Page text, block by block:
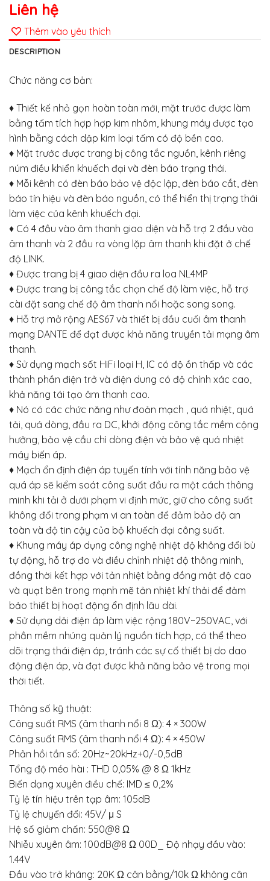
Liên hệ
Thêm vào yêu thích
DESCRIPTION
Chức năng cơ bản:
♦ Thiết kế nhỏ gọn hoàn toàn mới, mặt trước được làm
bằng tấm tích hợp hợp kim nhôm, khung máy được tạo
hình bằng cách dập kim loại tấm có độ bền cao.
♦ Mặt trước được trang bị công tắc nguồn, kênh riêng
núm điều khiển khuếch đại và đèn báo trạng thái.
♦ Mỗi kênh có đèn báo bảo vệ độc lập, đèn báo cắt, đèn
báo tín hiệu và đèn báo nguồn, có thể hiển thị trạng thái
làm việc của kênh khuếch đại.
♦ Có 4 đầu vào âm thanh giao diện và hỗ trợ 2 đầu vào
âm thanh và 2 đầu ra vòng lặp âm thanh khi đặt ở chế
độ LINK.
♦ Được trang bị 4 giao diện đầu ra loa NL4MP
♦ Được trang bị công tắc chọn chế độ làm việc, hỗ trợ
cài đặt sang chế độ âm thanh nổi hoặc song song.
♦ Hỗ trợ mở rộng AES67 và thiết bị đầu cuối âm thanh
mạng DANTE để đạt được khả năng truyền tải mạng âm
thanh.
♦ Sử dụng mạch sốt HiFi loại H, IC có độ ồn thấp và các
thành phần điện trở và điện dung có độ chính xác cao,
khả năng tái tạo âm thanh cao.
♦ Nó có các chức năng như đoản mạch , quá nhiệt, quá
tải, quá dòng, đầu ra DC, khởi động công tắc mềm cộng
hưởng, bảo vệ cầu chì dòng điện và bảo vệ quá nhiệt
máy biến áp.
♦ Mạch ổn định điện áp tuyến tính với tính năng bảo vệ
quá áp sẽ kiểm soát công suất đầu ra một cách thông
minh khi tải ở dưới phạm vi định mức, giữ cho công suất
không đổi trong phạm vi an toàn để đảm bảo độ an
toàn và độ tin cậy của bộ khuếch đại công suất.
♦ Khung máy áp dụng công nghệ nhiệt độ không đổi bù
tự động, hỗ trợ đo và điều chỉnh nhiệt độ thông minh,
đồng thời kết hợp với tản nhiệt bằng đồng mật độ cao
và quạt bên trong mạnh mẽ tản nhiệt khí thải để đảm
bảo thiết bị hoạt động ổn định lâu dài.
♦ Sử dụng dải điện áp làm việc rộng 180V~250VAC, với
phần mềm nhúng quản lý nguồn tích hợp, có thể theo
dõi trạng thái điện áp, tránh các sự cố thiết bị do dao
động điện áp, và đạt được khả năng bảo vệ trong mọi
thời tiết.
Thông số kỹ thuật:
Công suất RMS (âm thanh nổi 8 Ω): 4 × 300W
Công suất RMS (âm thanh nổi 4 Ω): 4 × 450W
Phản hồi tần số: 20Hz~20kHz+0/-0,5dB
Tổng độ méo hài : THD 0,05% @ 8 Ω 1kHz
Biến dạng xuyên điều chế: IMD ≤ 0,2%
Tỷ lệ tín hiệu trên tạp âm: 105dB
Tỷ lệ chuyển đổi: 45V/ μ S
Hệ số giảm chấn: 550@8 Ω
Nhiễu xuyên âm: 100dB@8 Ω 00D_ Độ nhạy đầu vào:
1.44V
Đầu vào trở kháng: 20K Ω cân bằng/10k Ω không cân